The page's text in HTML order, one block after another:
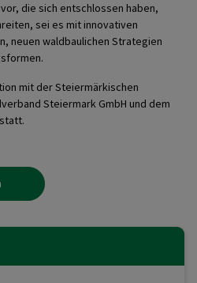
die sich entschlossen haben,
sei es mit innovativen
neuen waldbaulichen Strategien
mit der Steiermärkischen
Steiermark GmbH und dem